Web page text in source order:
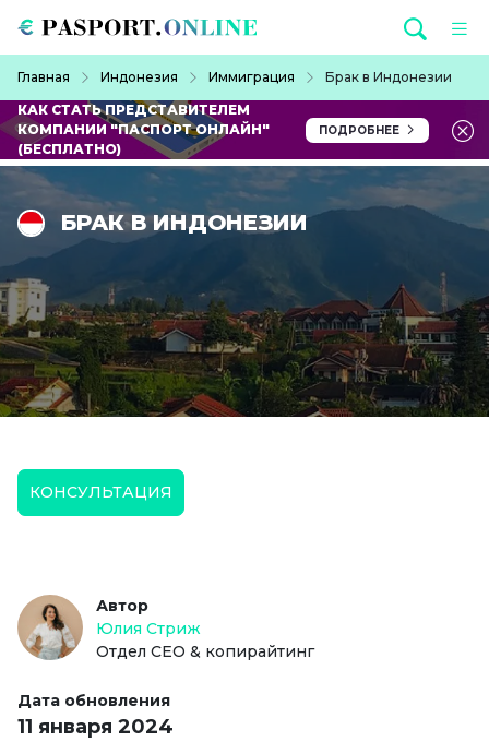
Главная Индонезия Иммиграция
Брак в Индонезии
КАК СТАТЬ ПРЕДСТАВИТЕЛЕМ
КОМПАНИИ "ПАСПОРТ ОНЛАЙН"
(БЕСПЛАТНО)
ПОДРОБНЕЕ
БРАК В ИНДОНЕЗИИ
КОНСУЛЬТАЦИЯ
Автор
Юлия Стриж
Отдел СЕО & копирайтинг
Дата обновления
11 января 2024